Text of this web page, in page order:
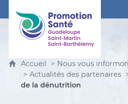
Promotion Santé
Accueil Nous vous
Actualités des partenaires
de la dénutrition